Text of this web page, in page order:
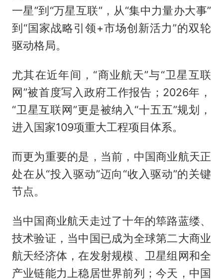
一星”到“万星互联”，从“集中力量办大事”
到“国家战略引领+市场创新活力”的双轮
驱动格局。
尤其在近年间，“商业航天”与“卫星互联
网”被首度写入政府工作报告；2026年，
“卫星互联网”更是被纳入“十五五”规划，
进入国家109项重大工程项目体系。
而更为重要的是，当前，中国商业航天正
处在从“投入驱动”迈向“收入驱动”的关键
节点。
当中国商业航天走过了十年的筚路蓝缕、
技术验证，当中国已成为全球第二大商业
航天经济体，在发射规模、卫星组网和全
产业链能力上稳居世界前列；今天，中国